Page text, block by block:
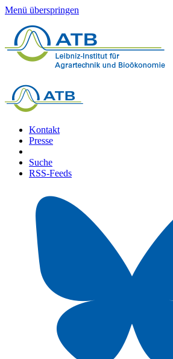
Menü überspringen
Kontakt
Presse
Suche
RSS-Feeds